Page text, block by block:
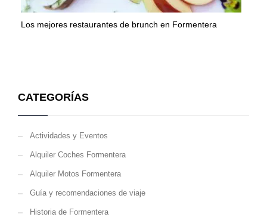
Los mejores restaurantes de brunch en Formentera
CATEGORÍAS
Actividades y Eventos
Alquiler Coches Formentera
Alquiler Motos Formentera
Guía y recomendaciones de viaje
Historia de Formentera